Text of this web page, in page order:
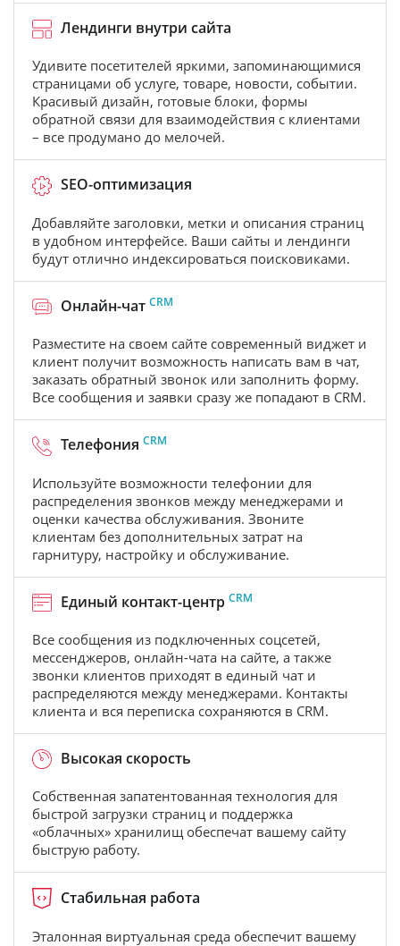
Лендинги внутри сайта
Удивите посетителей яркими, запоминающимися
страницами об услуге, товаре, новости, событии.
Красивый дизайн, готовые блоки, формы
обратной связи для взаимодействия с клиентами
– все продумано до мелочей.
SEO-оптимизация
Добавляйте заголовки, метки и описания страниц
в удобном интерфейсе. Ваши сайты и лендинги
будут отлично индексироваться поисковиками.
Онлайн-чат CRM
Разместите на своем сайте современный виджет и
клиент получит возможность написать вам в чат,
заказать обратный звонок или заполнить форму.
Все сообщения и заявки сразу же попадают в CRM.
Телефония CRM
Используйте возможности телефонии для
распределения звонков между менеджерами и
оценки качества обслуживания. Звоните
клиентам без дополнительных затрат на
гарнитуру, настройку и обслуживание.
Единый контакт-центр CRM
Все сообщения из подключенных соцсетей,
мессенджеров, онлайн-чата на сайте, а также
звонки клиентов приходят в единый чат и
распределяются между менеджерами. Контакты
клиента и вся переписка сохраняются в CRM.
Высокая скорость
Собственная запатентованная технология для
быстрой загрузки страниц и поддержка
«облачных» хранилищ обеспечат вашему сайту
быструю работу.
Стабильная работа
Эталонная виртуальная среда обеспечит вашему